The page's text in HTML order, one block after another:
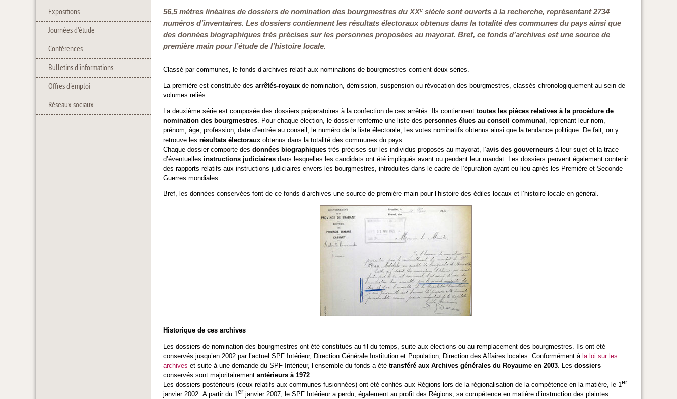
Expositions
Journées d'étude
Conférences
Bulletins d'informations
Offres d'emploi
Réseaux sociaux
56,5 mètres linéaires de dossiers de nomination des bourgmestres du XXe siècle sont ouverts à la recherche, représentant 2734
numéros d’inventaires. Les dossiers contiennent les résultats électoraux obtenus dans la totalité des communes du pays ainsi que
des données biographiques très précises sur les personnes proposées au mayorat. Bref, ce fonds d’archives est une source de
première main pour l’étude de l’histoire locale.
Classé par communes, le fonds d’archives relatif aux nominations de bourgmestres contient deux séries.
La première est constituée des arrêtés-royaux de nomination, démission, suspension ou révocation des bourgmestres, classés chronologiquement au sein de
volumes reliés.
La deuxième série est composée des dossiers préparatoires à la confection de ces arrêtés. Ils contiennent toutes les pièces relatives à la procédure de
nomination des bourgmestres . Pour chaque élection, le dossier renferme une liste des personnes élues au conseil communal , reprenant leur nom,
prénom, âge, profession, date d’entrée au conseil, le numéro de la liste électorale, les votes nominatifs obtenus ainsi que la tendance politique. De fait, on y
retrouve les résultats électoraux obtenus dans la totalité des communes du pays.
Chaque dossier comporte des données biographiques très précises sur les individus proposés au mayorat, l’avis des gouverneurs à leur sujet et la trace
d’éventuelles instructions judiciaires dans lesquelles les candidats ont été impliqués avant ou pendant leur mandat. Les dossiers peuvent également contenir
des rapports relatifs aux instructions judiciaires envers les bourgmestres, introduites dans le cadre de l’épuration ayant eu lieu après les Première et Seconde
Guerres mondiales.
Bref, les données conservées font de ce fonds d’archives une source de première main pour l’histoire des édiles locaux et l’histoire locale en général.
Historique de ces archives
Les dossiers de nomination des bourgmestres ont été constitués au fil du temps, suite aux élections ou au remplacement des bourgmestres. Ils ont été
conservés jusqu’en 2002 par l’actuel SPF Intérieur, Direction Générale Institution et Population, Direction des Affaires locales. Conformément à la loi sur les
archives et suite à une demande du SPF Intérieur, l’ensemble du fonds a été transféré aux Archives générales du Royaume en 2003 . Les dossiers
conservés sont majoritairement antérieurs à 1972
Les dossiers postérieurs (ceux relatifs aux communes fusionnées) ont été confiés aux Régions lors de la régionalisation de la compétence en la matière, le 1 er
janvier 2002. A partir du 1 er janvier 2007, le SPF Intérieur a perdu, également au profit des Régions, sa compétence en matière d’instruction des plaintes